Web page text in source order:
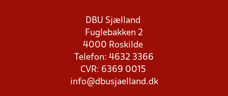
DBU Sjælland
Fuglebakken 2
4000 Roskilde
Telefon: 4632 3366
CVR: 6369 0015
info@dbusjaelland.dk